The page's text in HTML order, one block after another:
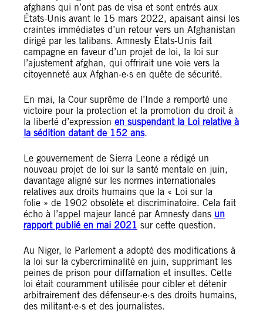
afghans qui n’ont pas de visa et sont entrés aux
États-Unis avant le 15 mars 2022, apaisant ainsi les
craintes immédiates d’un retour vers un Afghanistan
dirigé par les talibans. Amnesty États-Unis fait
campagne en faveur d’un projet de loi, la loi sur
l’ajustement afghan, qui offrirait une voie vers la
citoyenneté aux Afghan·e·s en quête de sécurité.
En mai, la Cour suprême de l’Inde a remporté une
victoire pour la protection et la promotion du droit à
la liberté d’expression en suspendant la Loi relative à
la sédition datant de 152 ans.
Le gouvernement de Sierra Leone a rédigé un
nouveau projet de loi sur la santé mentale en juin,
davantage aligné sur les normes internationales
relatives aux droits humains que la « Loi sur la
folie » de 1902 obsolète et discriminatoire. Cela fait
écho à l’appel majeur lancé par Amnesty dans un
rapport publié en mai 2021 sur cette question.
Au Niger, le Parlement a adopté des modifications à
la loi sur la cybercriminalité en juin, supprimant les
peines de prison pour diffamation et insultes. Cette
loi était couramment utilisée pour cibler et détenir
arbitrairement des défenseur·e·s des droits humains,
des militant·e·s et des journalistes.